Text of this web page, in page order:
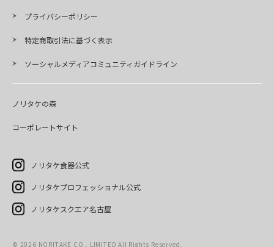
プライバシーポリシー
特定商取引法に基づく表示
ソーシャルメディアコミュニティガイドライン
ノリタケの森
コーポレートサイト
ノリタケ食器公式
ノリタケプロフェッショナル公式
ノリタケスクエア名古屋
© 2026 NORITAKE CO., LIMITED All Rights Reserved.